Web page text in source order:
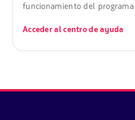
funcionamiento del programa
Acceder al centro de ayuda